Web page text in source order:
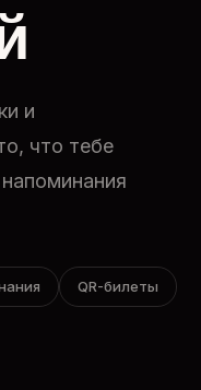
и
что тебе
QR-билеты